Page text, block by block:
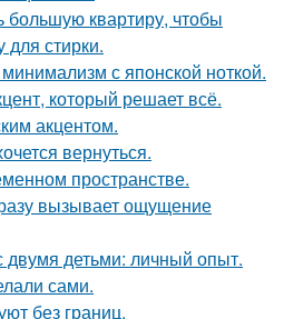
большую квартиру, чтобы
для стирки.
с японской ноткой.
который решает всё.
акцентом.
вернуться.
пространстве.
вызывает ощущение
детьми: личный опыт.
сами.
без границ.